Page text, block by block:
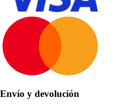
Envío y devolución